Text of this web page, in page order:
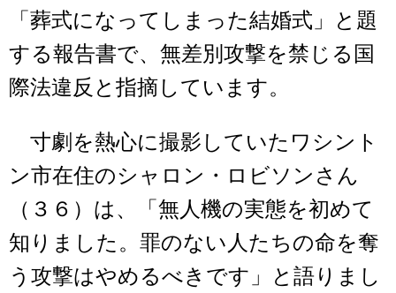
「葬式になってしまった結婚式」と題
する報告書で、無差別攻撃を禁じる国
際法違反と指摘しています。
寸劇を熱心に撮影していたワシント
ン市在住のシャロン・ロビソンさん
（３６）は、「無人機の実態を初めて
知りました。罪のない人たちの命を奪
う攻撃はやめるべきです」と語りまし